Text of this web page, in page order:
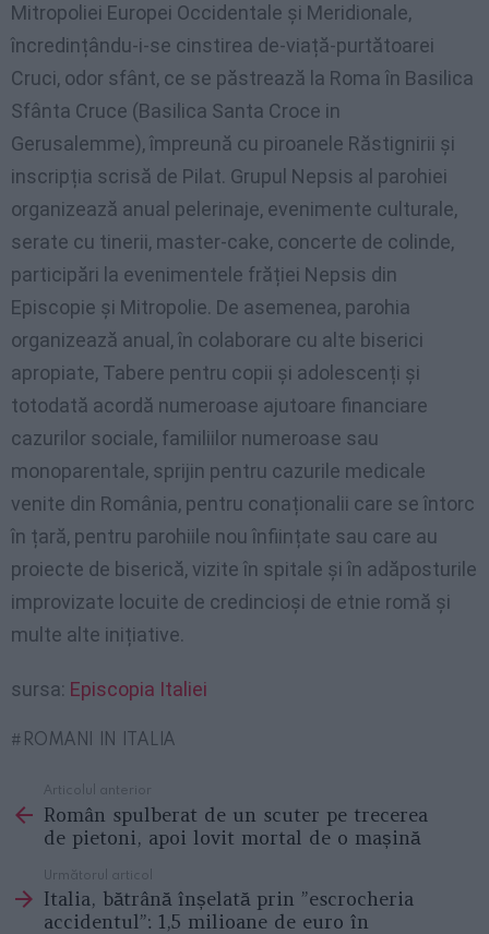
Mitropoliei Europei Occidentale și Meridionale,
încredințându-i-se cinstirea de-viață-purtătoarei
Cruci, odor sfânt, ce se păstrează la Roma în Basilica
Sfânta Cruce (Basilica Santa Croce in
Gerusalemme), împreună cu piroanele Răstignirii și
inscripția scrisă de Pilat. Grupul Nepsis al parohiei
organizează anual pelerinaje, evenimente culturale,
serate cu tinerii, master-cake, concerte de colinde,
participări la evenimentele frăției Nepsis din
Episcopie și Mitropolie. De asemenea, parohia
organizează anual, în colaborare cu alte biserici
apropiate, Tabere pentru copii și adolescenți și
totodată acordă numeroase ajutoare financiare
cazurilor sociale, familiilor numeroase sau
monoparentale, sprijin pentru cazurile medicale
venite din România, pentru conaționalii care se întorc
în țară, pentru parohiile nou înființate sau care au
proiecte de biserică, vizite în spitale și în adăposturile
improvizate locuite de credincioși de etnie romă și
multe alte inițiative.
sursa: Episcopia Italiei
ROMANI IN ITALIA
more
Articolul anterior
Român spulberat de un scuter pe trecerea
de pietoni, apoi lovit mortal de o mașină
Următorul articol
Italia, bătrână înșelată prin ”escrocheria
accidentul”: 1,5 milioane de euro în